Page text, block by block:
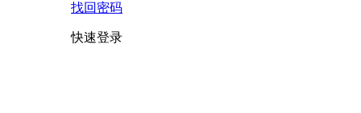
找回密码
快速登录